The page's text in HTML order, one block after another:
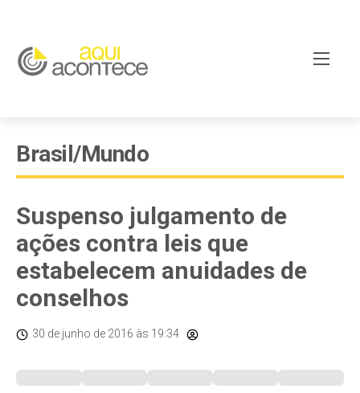
Brasil/Mundo
Suspenso julgamento de
ações contra leis que
estabelecem anuidades de
conselhos
30 de junho de 2016 às 19:34